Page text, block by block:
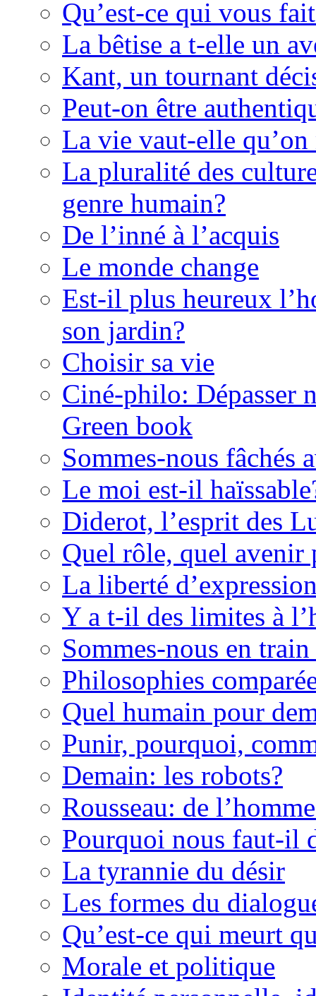
Qu’est-ce qui vous
La bêtise a t-elle un
Kant, un tournant
Peut-on être
La vie vaut-elle
La pluralité des
genre humain?
De l’inné à l’acquis
Le monde change
Est-il plus heureux
son jardin?
Choisir sa vie
Ciné-philo: Dépasser
Green book
Sommes-nous fâchés
Le moi est-il
Diderot, l’esprit des
Quel rôle, quel avenir
La liberté
Y a t-il des limites à
Sommes-nous en
Philosophies
Quel humain pour
Punir, pourquoi,
Demain: les robots?
Rousseau: de
Pourquoi nous faut-il
La tyrannie du désir
Les formes du
Qu’est-ce qui meurt
Morale et politique